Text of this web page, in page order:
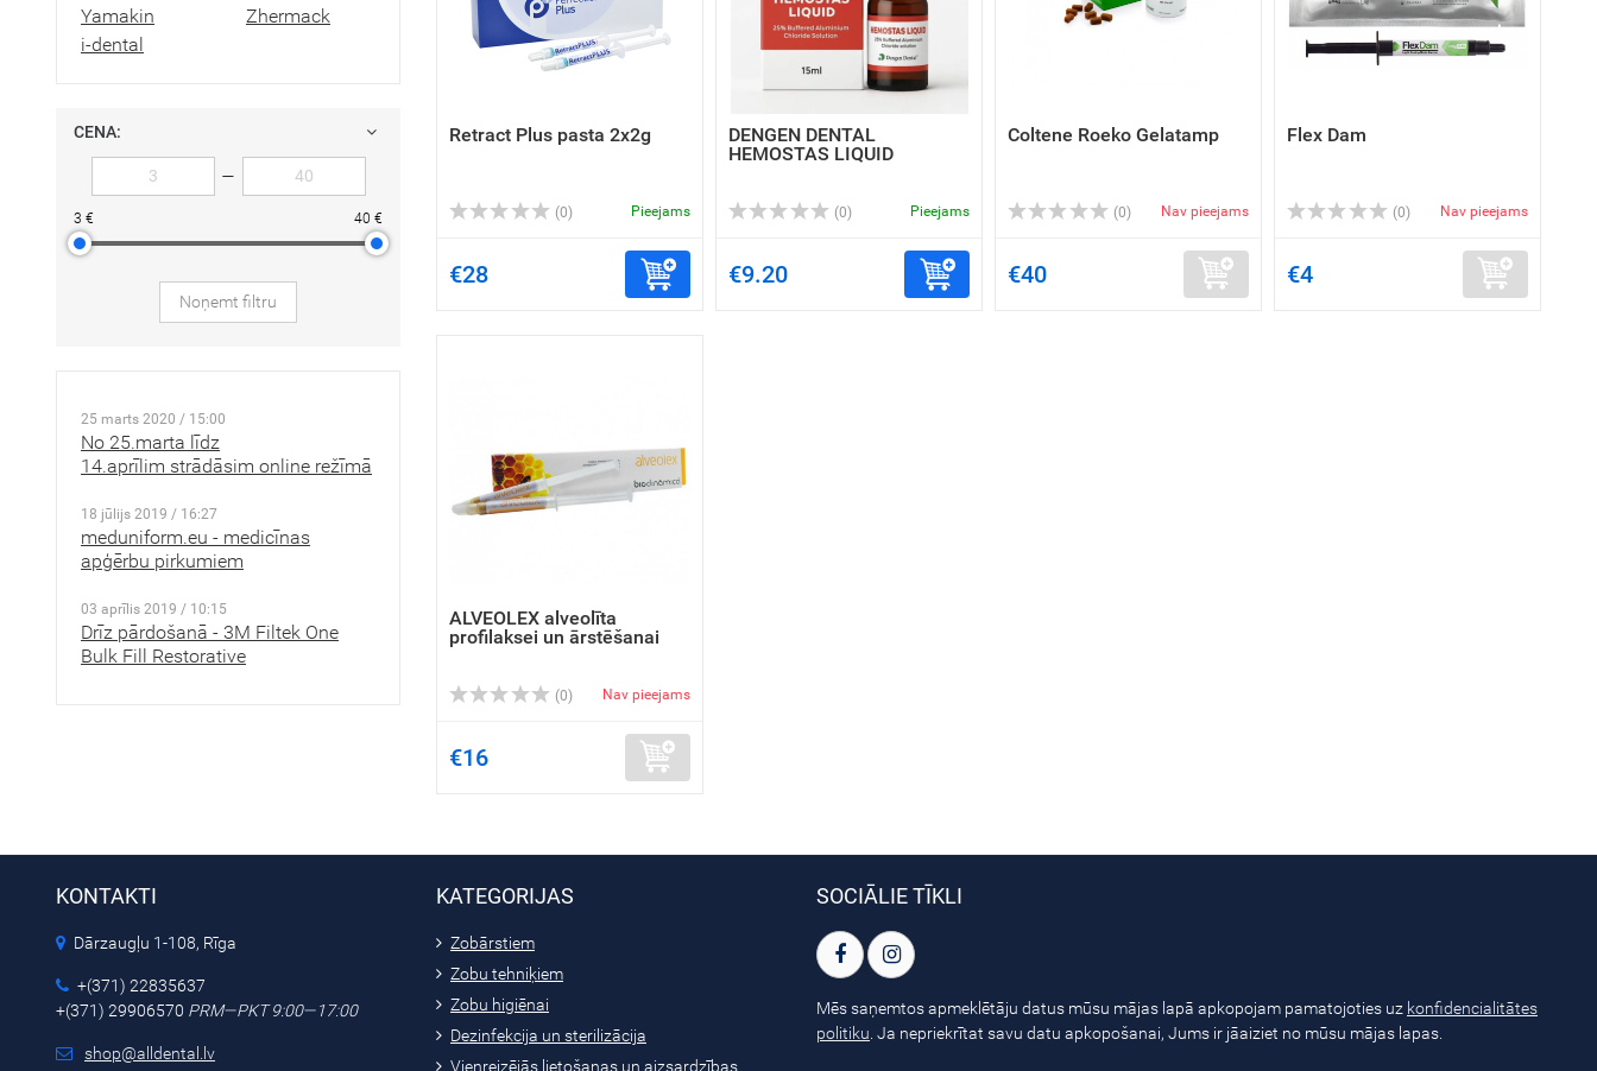
Yamakin
Zhermack
i-dental
CENA:
—
3 € 40 €
Noņemt filtru
25 marts 2020 / 15:00
No 25.marta līdz
14.aprīlim strādāsim online režīmā
18 jūlijs 2019 / 16:27
meduniform.eu - medicīnas
apģērbu pirkumiem
03 aprīlis 2019 / 10:15
Drīz pārdošanā - 3M Filtek One
Bulk Fill Restorative
Retract Plus pasta 2x2g
(0) Pieejams
€28
DENGEN DENTAL
HEMOSTAS LIQUID
(0) Pieejams
€9.20
Coltene Roeko Gelatamp
(0) Nav pieejams
€40
Flex Dam
(0) Nav pieejams
€4
ALVEOLEX alveolīta
profilaksei un ārstēšanai
(0) Nav pieejams
€16
KONTAKTI
Dārzaugļu 1-108, Rīga
+(371) 22835637
+(371) 29906570 PRM—PKT 9:00—17:00
shop@alldental.lv
KATEGORIJAS
Zobārstiem
Zobu tehniķiem
Zobu higiēnai
Dezinfekcija un sterilizācija
Vienreizējās lietošanas un aizsardzības
SOCIĀLIE TĪKLI
Mēs saņemtos apmeklētāju datus mūsu mājas lapā apkopojam pamatojoties uz konfidencialitātes
politiku . Ja nepriekrītat savu datu apkopošanai, Jums ir jāaiziet no mūsu mājas lapas.